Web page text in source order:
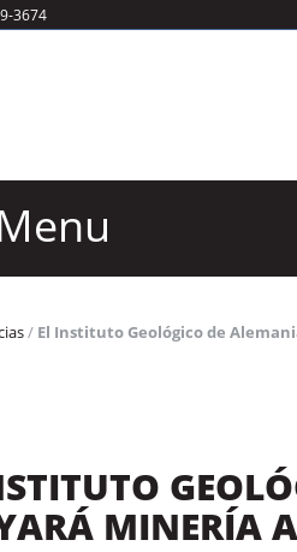
3674
/ El Instituto Geológico de
MINERÍA